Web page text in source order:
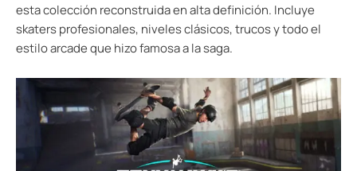
esta colección reconstruida en alta definición. Incluye
skaters profesionales, niveles clásicos, trucos y todo el
estilo arcade que hizo famosa a la saga.